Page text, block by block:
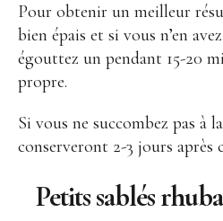
Pour obtenir un meilleur
bien épais et si vous n’en
égouttez un pendant 15-20
propre.
Si vous ne succombez pas à
conserveront 2-3 jours après
Petits sablés